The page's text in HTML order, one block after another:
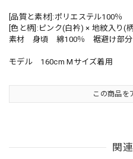
[品質と素材]:ポリエステル100％
[色と柄]:ピンク(白衿) × 地紋入り(
素材 身頃 綿100％ 裾避け部分
モデル 160cm Mサイズ着用
この商品を
関